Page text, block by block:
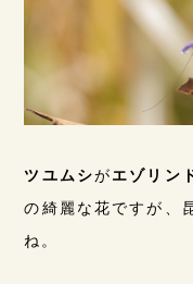
ツユムシがエゾリン
の綺麗な花ですが、
ね。